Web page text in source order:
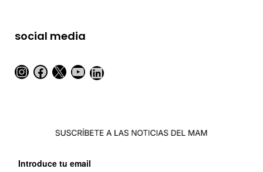
social media
Instagram
Facebook
X YouTube
LinkedIn